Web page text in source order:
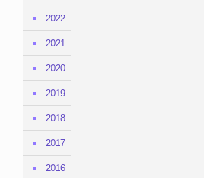
2022
2021
2020
2019
2018
2017
2016